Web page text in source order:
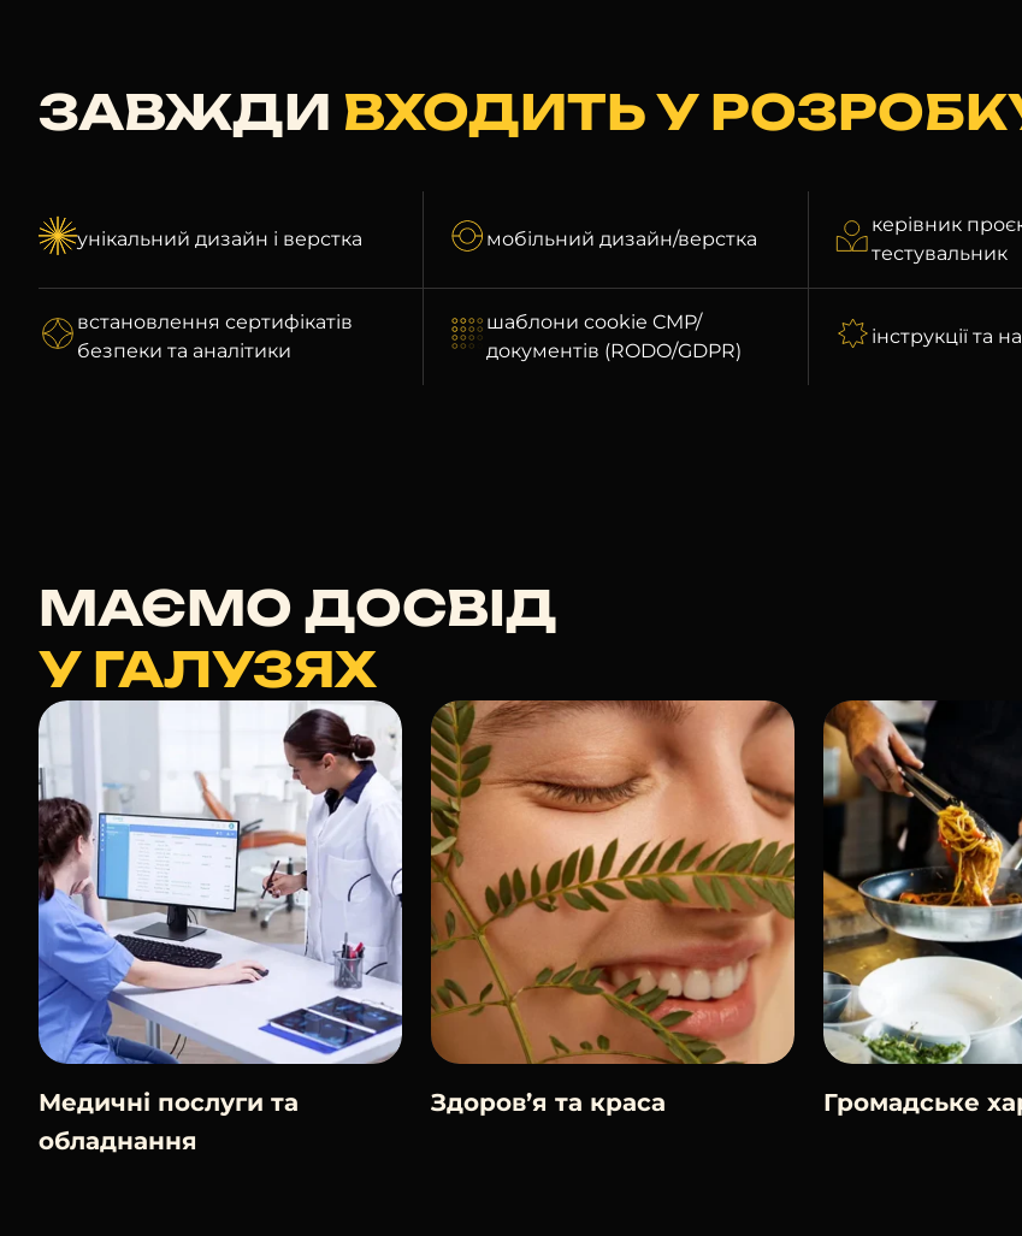
ЗАВЖДИ ВХОДИТЬ У
унікальний дизайн і верстка мобільний дизайн/верстка
керівник
тестувальник
встановлення сертифікатів
безпеки та аналітики
шаблони cookie CMP/
документів (RODO/GDPR)
інструкції та
МАЄМО ДОСВІД
У ГАЛУЗЯХ
Медичні послуги та
обладнання
Здоров’я та краса Громадське